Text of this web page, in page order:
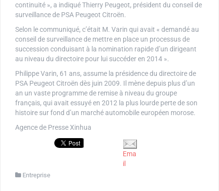
continuité », a indiqué Thierry Peugeot, président du conseil de
surveillance de PSA Peugeot Citroën.
Selon le communiqué, c’était M. Varin qui avait « demandé au
conseil de surveillance de mettre en place un processus de
succession conduisant à la nomination rapide d’un dirigeant
au niveau du directoire pour lui succéder en 2014 ».
Philippe Varin, 61 ans, assume la présidence du directoire de
PSA Peugeot Citroën dès juin 2009. Il mène depuis plus d’un
an un vaste programme de remise à niveau du groupe
français, qui avait essuyé en 2012 la plus lourde perte de son
histoire sur fond d’un marché automobile européen morose.
Agence de Presse Xinhua
Ema
il
Entreprise